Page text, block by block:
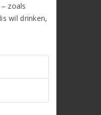
zoals
wil drinken,